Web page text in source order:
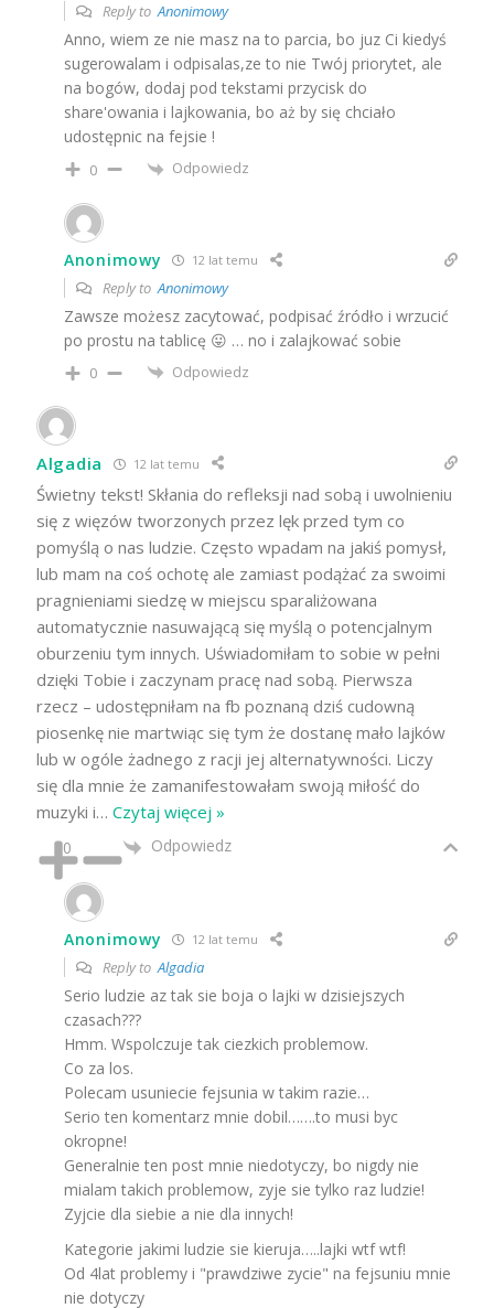
Reply toAnonimowy
Anno, wiem ze nie masz na to parcia, bo juz Ci kiedyś
sugerowalam i odpisalas,ze to nie Twój priorytet, ale
na bogów, dodaj pod tekstami przycisk do
share'owania i lajkowania, bo aż by się chciało
udostępnic na fejsie !
0 Odpowiedz
Anonimowy 12 lat temu
Reply toAnonimowy
Zawsze możesz zacytować, podpisać źródło i wrzucić
po prostu na tablicę 😛 … no i zalajkować sobie
0 Odpowiedz
Algadia 12 lat temu
Świetny tekst! Skłania do refleksji nad sobą i uwolnieniu
się z więzów tworzonych przez lęk przed tym co
pomyślą o nas ludzie. Często wpadam na jakiś pomysł,
lub mam na coś ochotę ale zamiast podążać za swoimi
pragnieniami siedzę w miejscu sparaliżowana
automatycznie nasuwającą się myślą o potencjalnym
oburzeniu tym innych. Uświadomiłam to sobie w pełni
dzięki Tobie i zaczynam pracę nad sobą. Pierwsza
rzecz – udostępniłam na fb poznaną dziś cudowną
piosenkę nie martwiąc się tym że dostanę mało lajków
lub w ogóle żadnego z racji jej alternatywności. Liczy
się dla mnie że zamanifestowałam swoją miłość do
muzyki i… Czytaj więcej »
0 Odpowiedz
Anonimowy 12 lat temu
Reply toAlgadia
Serio ludzie az tak sie boja o lajki w dzisiejszych
czasach???
Hmm. Wspolczuje tak ciezkich problemow.
Co za los.
Polecam usuniecie fejsunia w takim razie…
Serio ten komentarz mnie dobil…….to musi byc
okropne!
Generalnie ten post mnie niedotyczy, bo nigdy nie
mialam takich problemow, zyje sie tylko raz ludzie!
Zyjcie dla siebie a nie dla innych!
Kategorie jakimi ludzie sie kieruja…..lajki wtf wtf!
Od 4lat problemy i "prawdziwe zycie" na fejsuniu mnie
nie dotyczy